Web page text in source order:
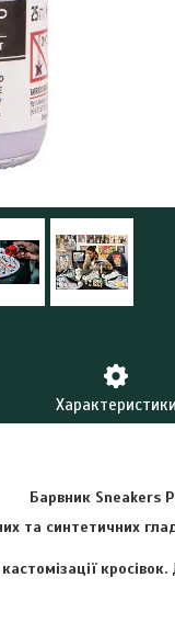
Характеристики
Барвник Sneakers
та синтетичних
кастомізації кросівок.